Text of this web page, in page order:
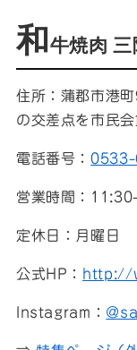
和牛焼肉 三
住所：蒲郡市港
の交差点を市民
電話番号：
営業時間：
定休日：月曜日
公式HP： http://
Instagram：